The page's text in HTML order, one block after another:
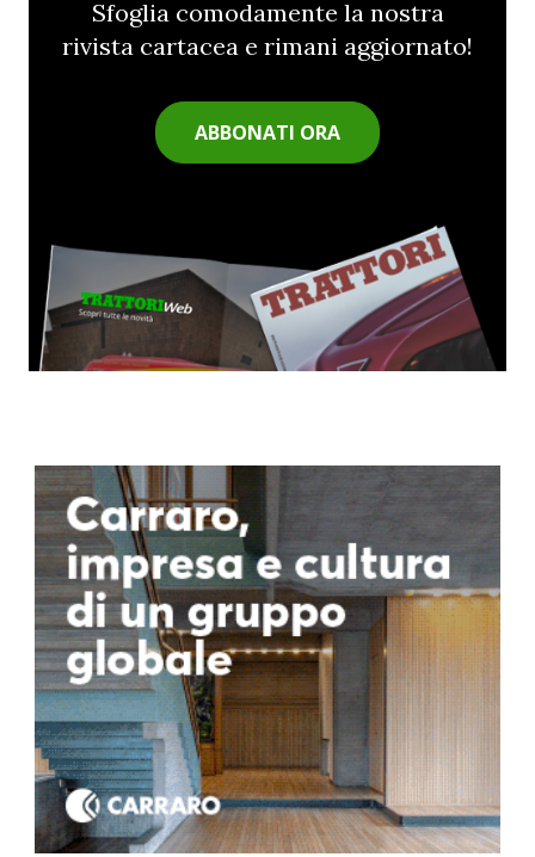
Sfoglia comodamente la nostra
rivista cartacea e rimani aggiornato!
ABBONATI ORA